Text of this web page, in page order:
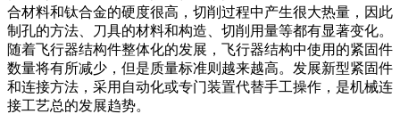
合材料和钛合金的硬度很高，切削过程中产生很大热量，因此
制孔的方法、刀具的材料和构造、切削用量等都有显著变化。
随着飞行器结构件整体化的发展，飞行器结构中使用的紧固件
数量将有所减少，但是质量标准则越来越高。发展新型紧固件
和连接方法，采用自动化或专门装置代替手工操作，是机械连
接工艺总的发展趋势。